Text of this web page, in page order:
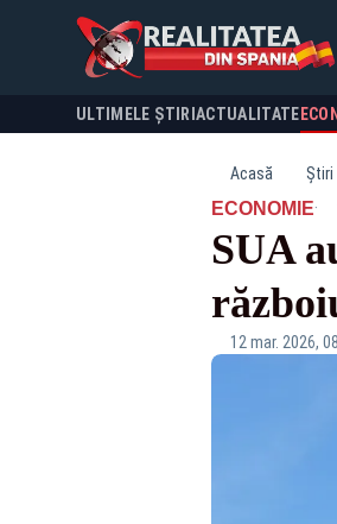
ULTIMELE ȘTIRI ACTUALITATE
Acasă Știri
ECONOMIE·
SUA
12 mar. 2026,